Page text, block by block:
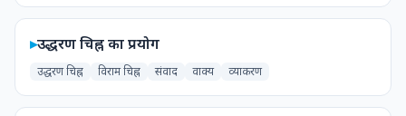
▸उद्धरण चिह्न का प्रयोग
उद्धरण चिह्न विराम चिह्न संवाद वाक्य व्याकरण